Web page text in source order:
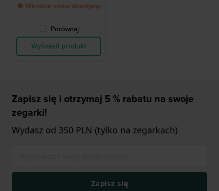
● Wkrótce znów dostępny
Porównaj
Wyświetl produkt
Zapisz się i otrzymaj 5 % rabatu na swoje
zegarki!
Wydasz od 350 PLN (tylko na zegarkach)
Zapisz się